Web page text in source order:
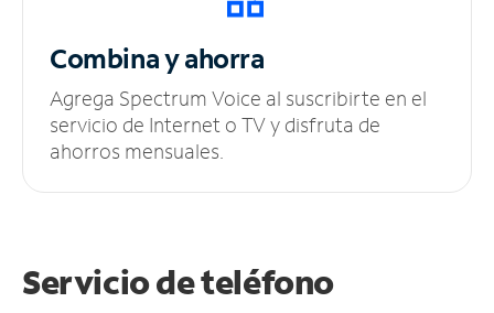
Combina y ahorra
Agrega Spectrum Voice al suscribirte en el
servicio de Internet o TV y disfruta de
ahorros mensuales.
Servicio de teléfono